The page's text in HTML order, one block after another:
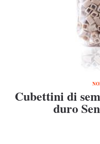
Cubettini di
duro